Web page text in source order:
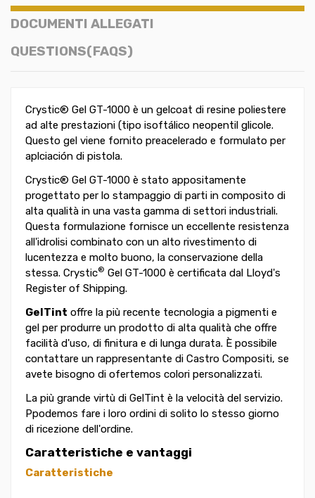
DOCUMENTI ALLEGATI
QUESTIONS(FAQS)
Crystic® Gel GT-1000 è un gelcoat di resine poliestere
ad alte prestazioni (tipo isoftálico neopentil glicole.
Questo gel viene fornito preacelerado e formulato per
aplciación di pistola.
Crystic® Gel GT-1000 è stato appositamente
progettato per lo stampaggio di parti in composito di
alta qualità in una vasta gamma di settori industriali.
Questa formulazione fornisce un eccellente resistenza
all'idrolisi combinato con un alto rivestimento di
lucentezza e molto buono, la conservazione della
stessa. Crystic® Gel GT-1000 è certificata dal Lloyd's
Register of Shipping.
GelTint offre la più recente tecnologia a pigmenti e
gel per produrre un prodotto di alta qualità che offre
facilità d'uso, di finitura e di lunga durata. È possibile
contattare un rappresentante di Castro Compositi, se
avete bisogno di ofertemos colori personalizzati.
La più grande virtù di GelTint è la velocità del servizio.
Ppodemos fare i loro ordini di solito lo stesso giorno
di ricezione dell'ordine.
Caratteristiche e vantaggi
Caratteristiche